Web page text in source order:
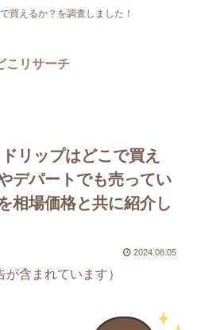
買えるか？を調査しました！
こリサーチ
リップはどこで買え
デパートでも売ってい
相場価格と共に紹介し
2024.08.05
が含まれています）